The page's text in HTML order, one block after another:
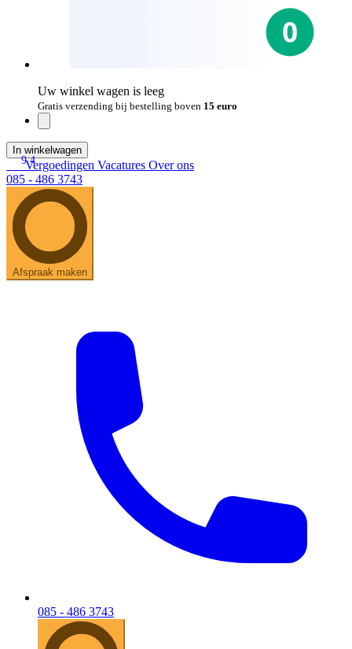
Uw winkel wagen is leeg
Gratis verzending bij bestelling boven 15 euro
In winkelwagen
9.4
Vergoedingen Vacatures Over ons
085 - 486 3743
Afspraak maken
085 - 486 3743